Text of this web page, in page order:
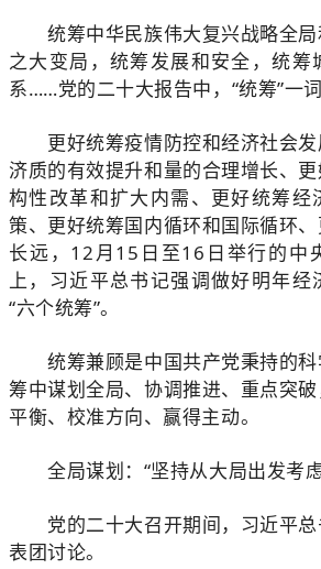
统筹中华民族伟大复兴战略全局
之大变局，统筹发展和安全，统筹
系……党的二十大报告中，“统筹”一词
更好统筹疫情防控和经济社会发
济质的有效提升和量的合理增长、
构性改革和扩大内需、更好统筹经
策、更好统筹国内循环和国际循环
长远，12月15日至16日举行的中
上，习近平总书记强调做好明年经
“六个统筹”。
统筹兼顾是中国共产党秉持的科
筹中谋划全局、协调推进、重点突
平衡、校准方向、赢得主动。
全局谋划：“坚持从大局出发考
党的二十大召开期间，习近平总
表团讨论。